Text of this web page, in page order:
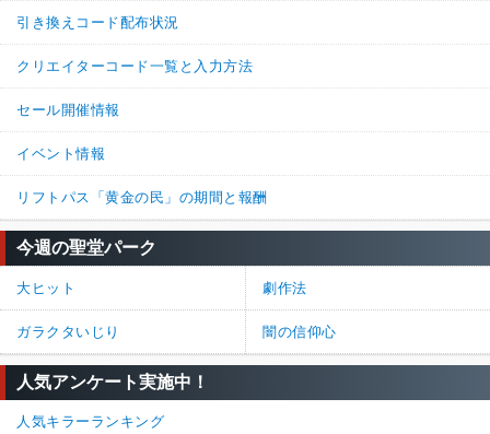
引き換えコード配布状況
クリエイターコード一覧と入力方法
セール開催情報
イベント情報
リフトパス「黄金の民」の期間と報酬
今週の聖堂パーク
大ヒット 劇作法
ガラクタいじり 闇の信仰心
人気アンケート実施中！
人気キラーランキング